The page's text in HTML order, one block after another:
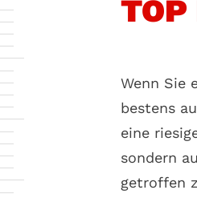
TOP
Wenn Sie
bestens
eine
sondern
getroffen